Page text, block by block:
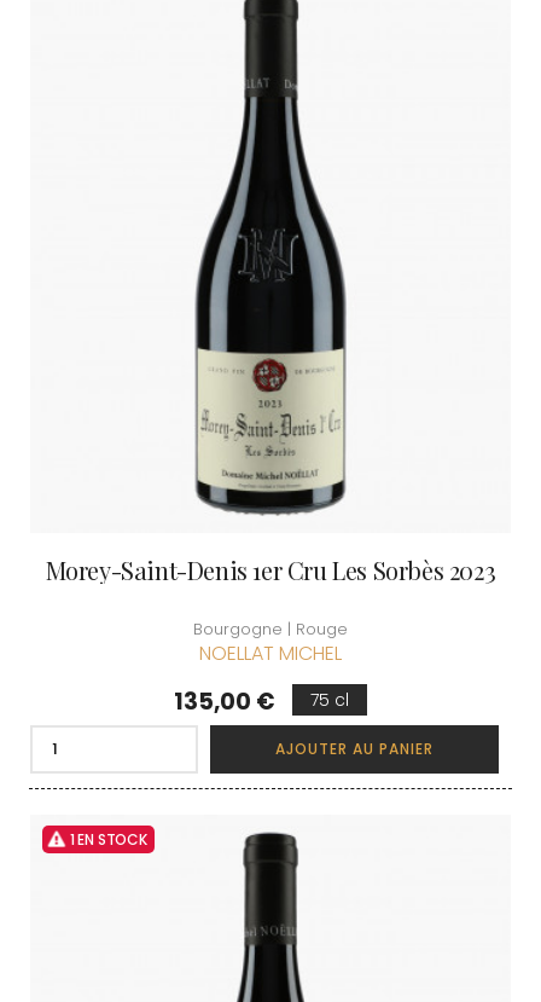
Morey-Saint-Denis 1er Cru Les Sorbès 2023
Bourgogne | Rouge
NOELLAT MICHEL
Prix
135,00 € 75 cl
AJOUTER AU PANIER
1 EN STOCK